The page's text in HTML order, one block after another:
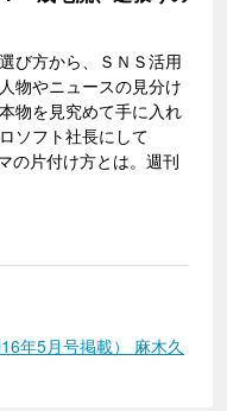
び方から、ＳＮＳ活用
物やニュースの見分け
物を見究めて手に入れ
ソフト社長にして
の片付け方とは。週刊
年5月号掲載） 麻木久